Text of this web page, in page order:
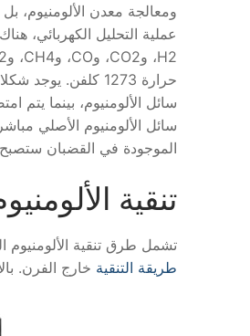
ومعالجة معدن الألومنيوم، بل
عملية التحليل الكهربائي،
حرارة 1273 كلفن.
سائل الألومنيوم، بينما
سائل الألومنيوم الأصلي
الموجودة في القضبان ستصبح
تنقية
تشمل طرق تنقية الألومنيوم
طريقة التنقية خارج الفرن.